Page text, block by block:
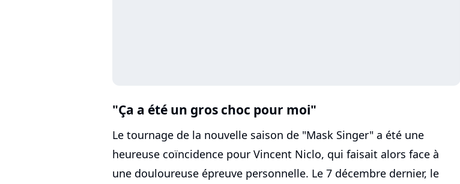
"Ça a été un gros choc pour moi"
Le tournage de la nouvelle saison de "Mask Singer" a été une
heureuse coïncidence pour Vincent Niclo, qui faisait alors face à
une douloureuse épreuve personnelle. Le 7 décembre dernier, le